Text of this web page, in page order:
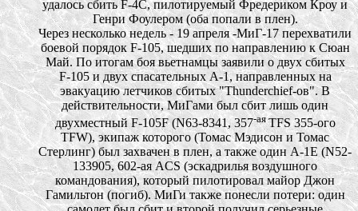
удалось сбить F-4С, пилотируемый Фредериком Кроу и
Генри Фоулером (оба попали в плен).
Через несколько недель - 19 апреля -МиГ-17 перехватили
боевой порядок F-105, шедших по направлению к Сюан
Май. По итогам боя вьетнамцы заявили о двух сбитых
F-105 и двух спасательных А-1, направленных на
эвакуацию летчиков сбитых "Thunderchief-ов". В
действительности, МиГами был сбит лишь один
двухместный F-105F (N63-8341, 357-аяTFS 355-ого
TFW), экипаж которого (Томас Мэдисон и Томас
Стерлинг) был захвачен в плен, а также один А-1Е (N52-
133905, 602-ая ACS (эскадрилья воздушного
командования), который пилотировал майор Джон
Гамильтон (погиб). МиГи также понесли потери: один